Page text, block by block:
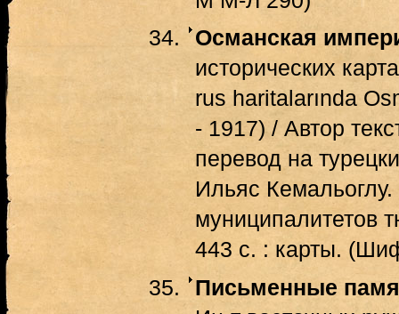
Османская
исторических
rus haritalarında
- 1917) / Автор
перевод на
Ильяс
муниципалитетов
443 с. : карты.
Письменные